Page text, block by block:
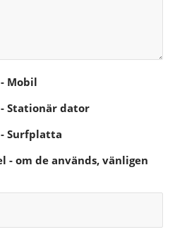
Mobil
Stationär dator
Surfplatta
- om de används, vänligen